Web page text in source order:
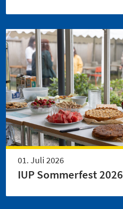
01. Juli 2026
IUP Sommerfest 2026